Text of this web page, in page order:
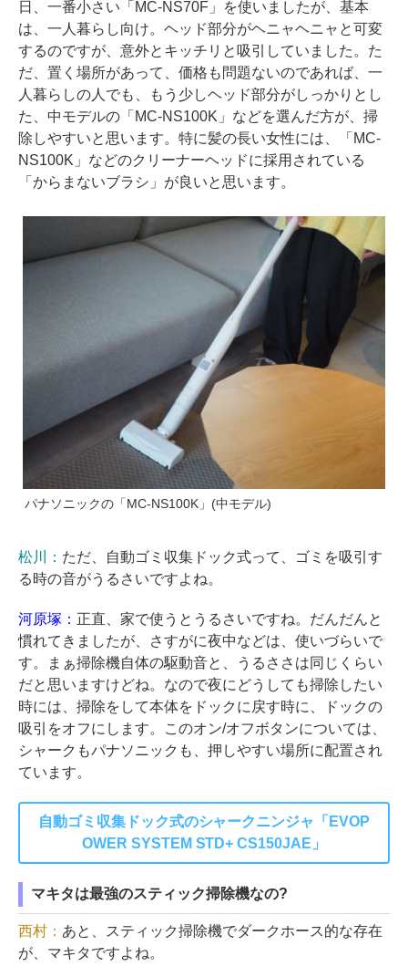
日、一番小さい「MC-NS70F」を使いましたが、基本
は、一人暮らし向け。ヘッド部分がヘニャヘニャと可変
するのですが、意外とキッチリと吸引していました。た
だ、置く場所があって、価格も問題ないのであれば、一
人暮らしの人でも、もう少しヘッド部分がしっかりとし
た、中モデルの「MC-NS100K」などを選んだ方が、掃
除しやすいと思います。特に髪の長い女性には、「MC-
NS100K」などのクリーナーヘッドに採用されている
「からまないブラシ」が良いと思います。
パナソニックの「MC-NS100K」(中モデル)
松川： ただ、自動ゴミ収集ドック式って、ゴミを吸引す
る時の音がうるさいですよね。
河原塚： 正直、家で使うとうるさいですね。だんだんと
慣れてきましたが、さすがに夜中などは、使いづらいで
す。まぁ掃除機自体の駆動音と、うるささは同じくらい
だと思いますけどね。なので夜にどうしても掃除したい
時には、掃除をして本体をドックに戻す時に、ドックの
吸引をオフにします。このオン/オフボタンについては、
シャークもパナソニックも、押しやすい場所に配置され
ています。
自動ゴミ収集ドック式のシャークニンジャ「EVOP
OWER SYSTEM STD+ CS150JAE」
マキタは最強のスティック掃除機なの?
西村： あと、スティック掃除機でダークホース的な存在
が、マキタですよね。